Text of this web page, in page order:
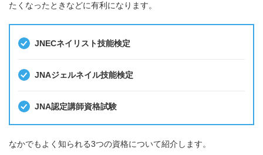
たくなったときなどに有利になります。
JNECネイリスト技能検定
JNAジェルネイル技能検定
JNA認定講師資格試験
なかでもよく知られる3つの資格について紹介します。